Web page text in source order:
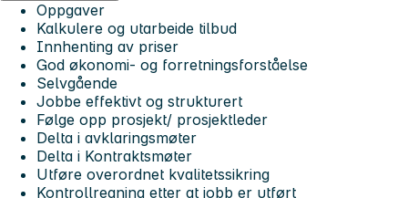
Oppgaver
Kalkulere og utarbeide tilbud
Innhenting av priser
God økonomi- og forretningsforståelse
Selvgående
Jobbe effektivt og strukturert
Følge opp prosjekt/ prosjektleder
Delta i avklaringsmøter
Delta i Kontraktsmøter
Utføre overordnet kvalitetssikring
Kontrollregning etter at jobb er utført